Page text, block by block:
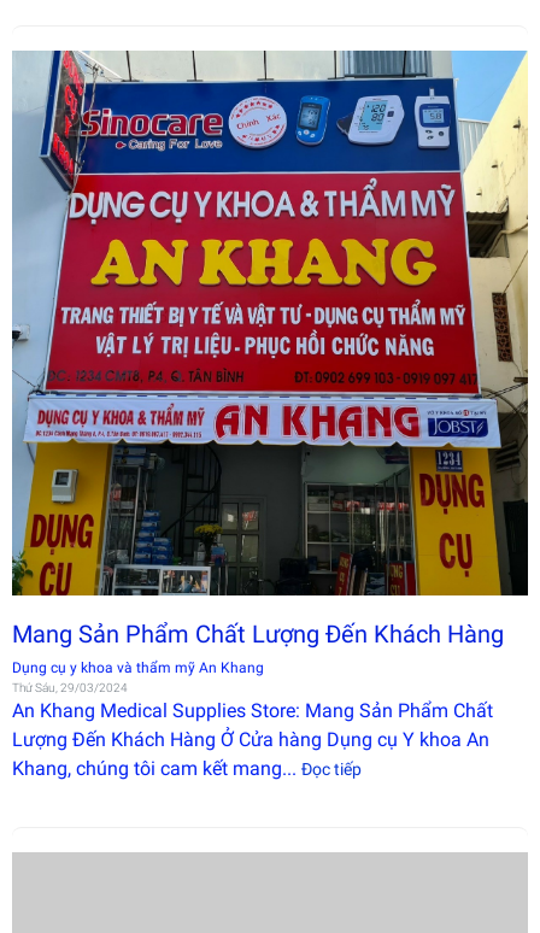
Mang Sản Phẩm Chất Lượng Đến Khách Hàng
Dụng cụ y khoa và thẩm mỹ An Khang
Thứ Sáu, 29/03/2024
An Khang Medical Supplies Store: Mang Sản Phẩm Chất
Lượng Đến Khách Hàng Ở Cửa hàng Dụng cụ Y khoa An
Khang, chúng tôi cam kết mang... Đọc tiếp